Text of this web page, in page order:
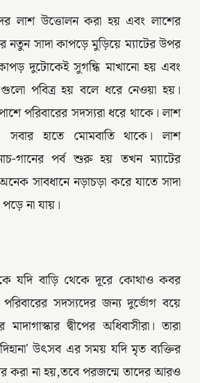
লাশ উত্তোলন করা হয় এবং লাশের
সাদা কাপড়ে মুড়িয়ে ম্যাটের উপর
দুটোকেই সুগন্ধি মাখানো হয় এবং
পবিত্র হয় বলে ধরে নেওয়া হয়।
পরিবারের সদস্যরা ধরে থাকে। লাশ
হাতে মোমবাতি থাকে। লাশ
গানের পর্ব শুরু হয় তখন ম্যাটের
সাবধানে নড়াচড়া করে যাতে সাদা
না যায়।
যদি বাড়ি থেকে দূরে কোথাও কবর
সদস্যদের জন্য দুর্ভোগ বয়ে
দ্বীপের অধিবাসীরা। তারা
উৎসব এর সময় যদি মৃত ব্যক্তির
করা না হয়,তবে পরজন্মে তাদের আরও